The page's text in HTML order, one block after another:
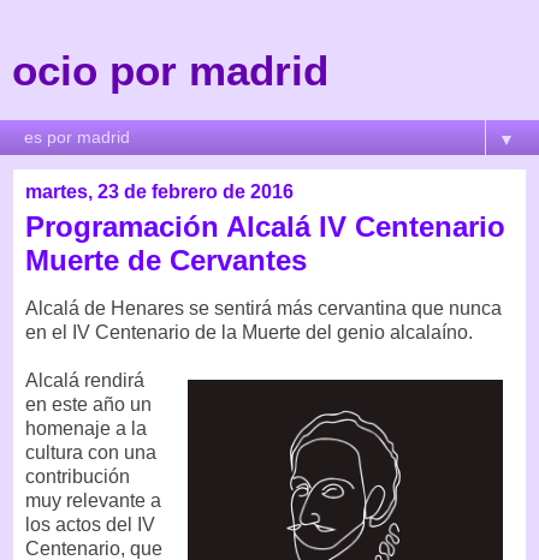
ocio por madrid
▼
martes, 23 de febrero de 2016
Programación Alcalá IV Centenario
Muerte de Cervantes
Alcalá de Henares se sentirá más cervantina que nunca
en el IV Centenario de la Muerte del genio alcalaíno.
Alcalá rendirá
en este año un
homenaje a la
cultura con una
contribución
muy relevante a
los actos del IV
Centenario, que